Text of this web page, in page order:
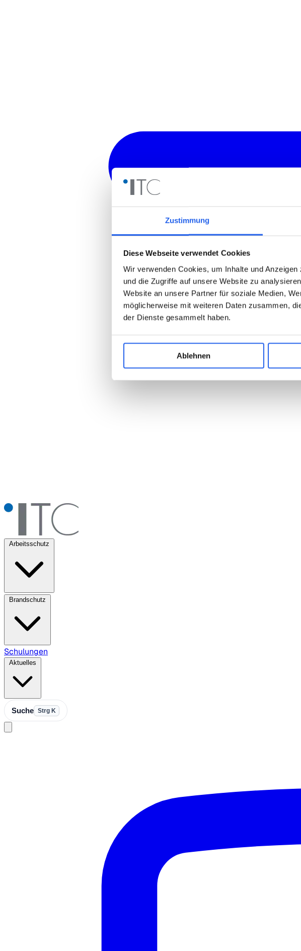
Zustimmung
Diese Webseite verwendet Cookies
Wir verwenden Cookies, um Inhalte und
und die Zugriffe auf unsere Website zu
Website an unsere Partner für soziale Medien,
möglicherweise mit weiteren Daten zusammen,
der Dienste gesammelt haben.
Ablehnen
Arbeitsschutz
Brandschutz
Schulungen
Aktuelles
Suche Strg K